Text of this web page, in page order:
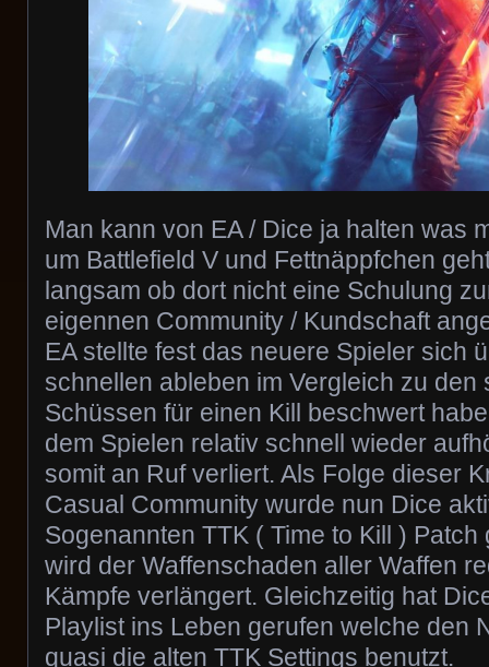
Man kann von EA / Dice ja halten was
um Battlefield V und Fettnäppfchen
langsam ob dort nicht eine Schulung
eigennen Community / Kundschaft
EA stellte fest das neuere Spieler sich
schnellen ableben im Vergleich zu den
Schüssen für einen Kill beschwert
dem Spielen relativ schnell wieder
somit an Ruf verliert. Als Folge dieser
Casual Community wurde nun Dice
Sogenannten TTK ( Time to Kill )
wird der Waffenschaden aller Waffen
Kämpfe verlängert. Gleichzeitig hat
Playlist ins Leben gerufen welche den
quasi die alten TTK Settings benutzt.